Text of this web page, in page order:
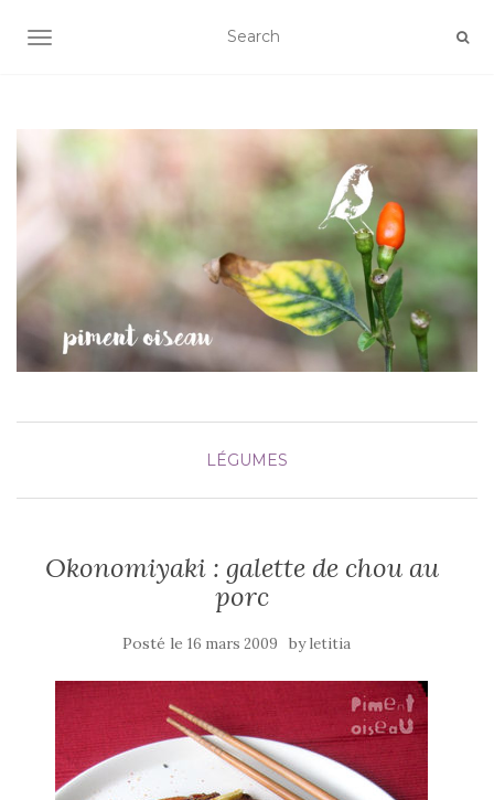
AFFICHER/MASQUER LA NAVIGATION
LÉGUMES
Okonomiyaki : galette de chou au
porc
Posté le 16 mars 2009 byletitia